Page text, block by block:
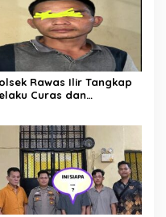
Rawas Ilir Tangkap
Curas dan